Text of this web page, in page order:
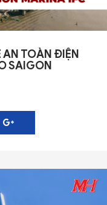
TOÀN ĐIỆN
SAIGON